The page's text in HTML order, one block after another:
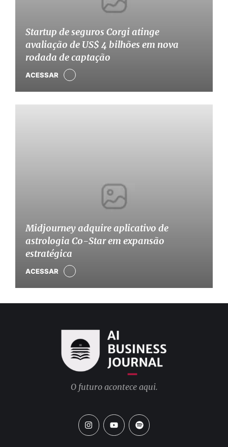
Startup de seguros Corgi atinge
avaliação de US$ 4 bilhões em nova
rodada de captação
ACESSAR
Midjourney adquire aplicativo de
astrologia Co-Star em expansão
estratégica
ACESSAR
O futuro acontece aqui.